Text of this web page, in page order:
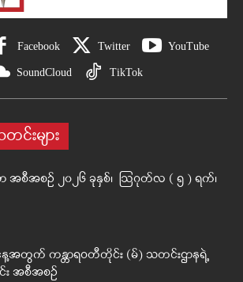
Facebook Twitter YouTube
SoundCloud TikTok
းများ
ာ အစီအစဉ် ၂၀၂၆ ခုနှစ်၊ ဩဂုတ်လ ( ၅ ) ရက်၊
တွက် ကန္တာရဝတီတိုင်း (မ်) သတင်းဌာနရဲ့
အစီအစဉ်